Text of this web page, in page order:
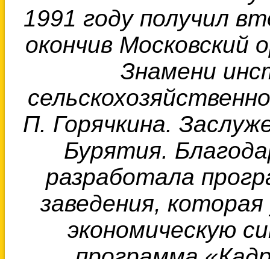
1991 году получил
окончив Московский
Знамени
П. Горячкина.
Бурятия.
разработала
заведения,
экономическую